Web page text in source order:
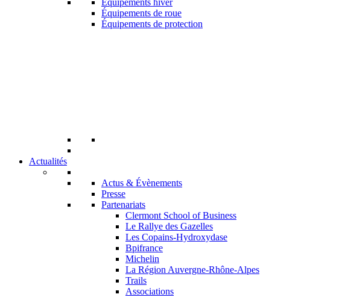
Équipements hiver
Équipements de roue
Équipements de protection
Actualités
Actus & Évènements
Presse
Partenariats
Clermont School of Business
Le Rallye des Gazelles
Les Copains-Hydroxydase
Bpifrance
Michelin
La Région Auvergne-Rhône-Alpes
Trails
Associations